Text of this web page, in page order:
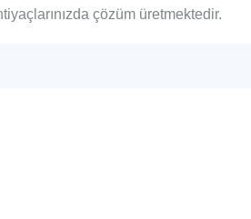
çözüm üretmektedir.